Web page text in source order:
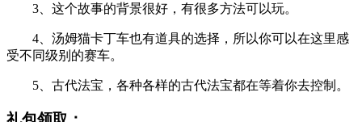
3、这个故事的背景很好，有很多方法可以玩。
4、汤姆猫卡丁车也有道具的选择，所以你可以在这里感
受不同级别的赛车。
5、古代法宝，各种各样的古代法宝都在等着你去控制。